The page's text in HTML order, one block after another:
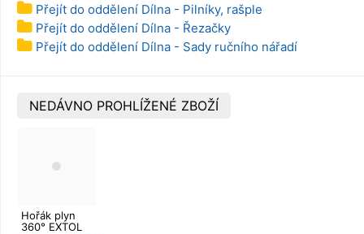
Přejít do oddělení Dílna - Pilníky, rašple
Přejít do oddělení Dílna - Řezačky
Přejít do oddělení Dílna - Sady ručního nářadí
NEDÁVNO PROHLÍŽENÉ ZBOŽÍ
Hořák plyn
360° EXTOL